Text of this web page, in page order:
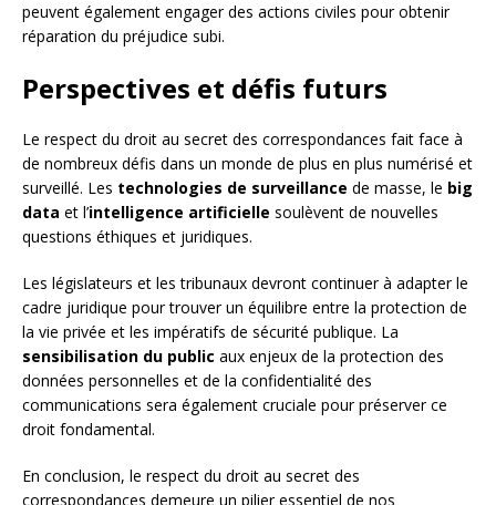
peuvent également engager des actions civiles pour obtenir
réparation du préjudice subi.
Perspectives et défis futurs
Le respect du droit au secret des correspondances fait face à
de nombreux défis dans un monde de plus en plus numérisé et
surveillé. Les technologies de surveillance de masse, le big
data et l’intelligence artificielle soulèvent de nouvelles
questions éthiques et juridiques.
Les législateurs et les tribunaux devront continuer à adapter le
cadre juridique pour trouver un équilibre entre la protection de
la vie privée et les impératifs de sécurité publique. La
sensibilisation du public aux enjeux de la protection des
données personnelles et de la confidentialité des
communications sera également cruciale pour préserver ce
droit fondamental.
En conclusion, le respect du droit au secret des
correspondances demeure un pilier essentiel de nos